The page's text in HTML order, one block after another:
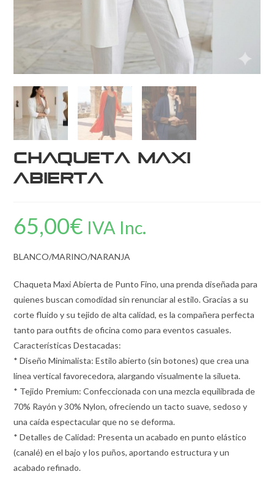
Chaqueta Maxi
Abierta
65,00€ IVA Inc.
BLANCO/MARINO/NARANJA
Chaqueta Maxi Abierta de Punto Fino, una prenda diseñada para
quienes buscan comodidad sin renunciar al estilo. Gracias a su
corte fluido y su tejido de alta calidad, es la compañera perfecta
tanto para outfits de oficina como para eventos casuales.
Características Destacadas:
* Diseño Minimalista: Estilo abierto (sin botones) que crea una
línea vertical favorecedora, alargando visualmente la silueta.
* Tejido Premium: Confeccionada con una mezcla equilibrada de
70% Rayón y 30% Nylon, ofreciendo un tacto suave, sedoso y
una caída espectacular que no se deforma.
* Detalles de Calidad: Presenta un acabado en punto elástico
(canalé) en el bajo y los puños, aportando estructura y un
acabado refinado.